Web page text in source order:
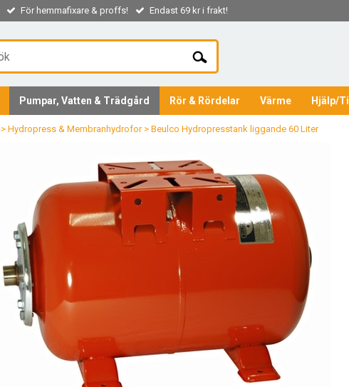
För hemmafixare & proffs! Endast 69 kr i frakt!
Pumpar, Vatten & Trädgård Rör & Rördelar Värme Hjälp/
> Hydropress & Membranhydrofor> Beulco Hydropresstank liggande 60 Liter